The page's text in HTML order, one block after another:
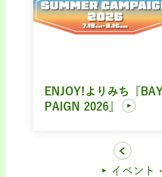
ENJOY!よりみち『
PAIGN 2026』
イベント